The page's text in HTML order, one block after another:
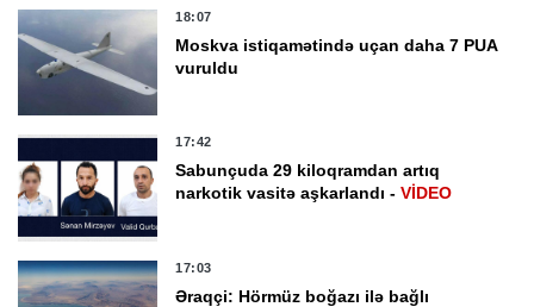
18:07
Moskva istiqamətində uçan daha 7 PUA
vuruldu
17:42
Sabunçuda 29 kiloqramdan artıq
narkotik vasitə aşkarlandı -VİDEO
17:03
Əraqçi: Hörmüz boğazı ilə bağlı